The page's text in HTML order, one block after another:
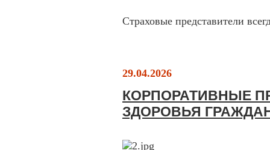
Страховые представители
29.04.2026
КОРПОРАТИВНЫЕ
ЗДОРОВЬЯ